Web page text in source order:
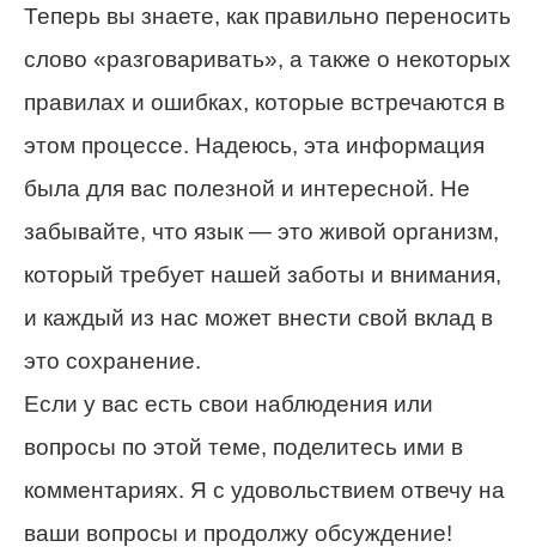
Теперь вы знаете, как правильно переносить
слово «разговаривать», а также о некоторых
правилах и ошибках, которые встречаются в
этом процессе. Надеюсь, эта информация
была для вас полезной и интересной. Не
забывайте, что язык — это живой организм,
который требует нашей заботы и внимания,
и каждый из нас может внести свой вклад в
это сохранение.
Если у вас есть свои наблюдения или
вопросы по этой теме, поделитесь ими в
комментариях. Я с удовольствием отвечу на
ваши вопросы и продолжу обсуждение!